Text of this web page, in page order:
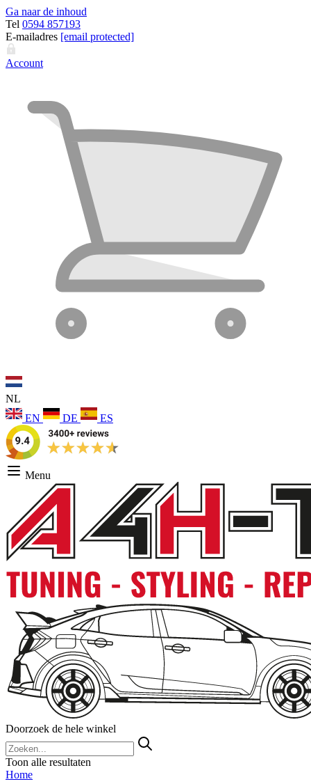
Ga naar de inhoud
Tel 0594 857193
E-mailadres [email protected]
Account
NL
EN
DE ES
Menu
Doorzoek de hele winkel
Toon alle resultaten
Home